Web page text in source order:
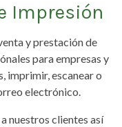
Impresión
y prestación de
para empresas y
imprimir, escanear o
electrónico.
nuestros clientes así